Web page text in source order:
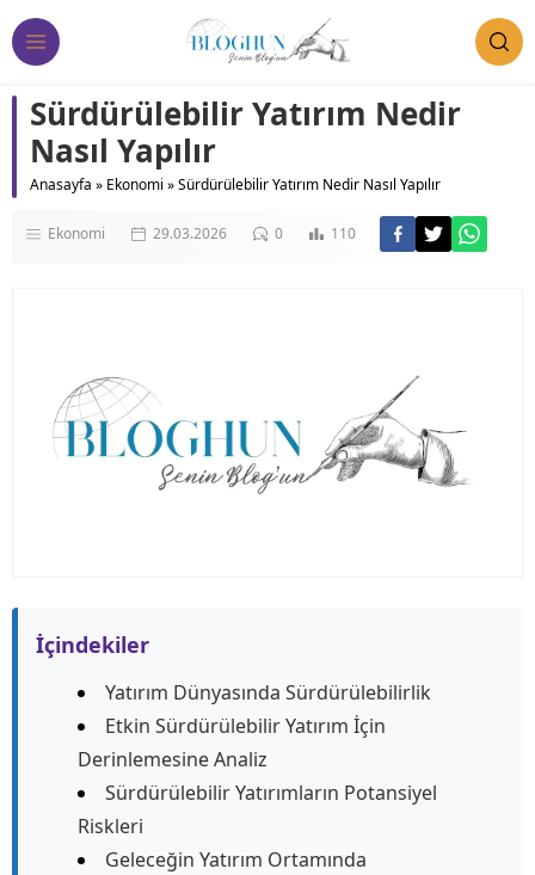
Sürdürülebilir Yatırım Nedir
Nasıl Yapılır
Anasayfa » Ekonomi »Sürdürülebilir Yatırım Nedir Nasıl Yapılır
Ekonomi 29.03.2026 0 110
İçindekiler
Yatırım Dünyasında Sürdürülebilirlik
Etkin Sürdürülebilir Yatırım İçin
Derinlemesine Analiz
Sürdürülebilir Yatırımların Potansiyel
Riskleri
Geleceğin Yatırım Ortamında